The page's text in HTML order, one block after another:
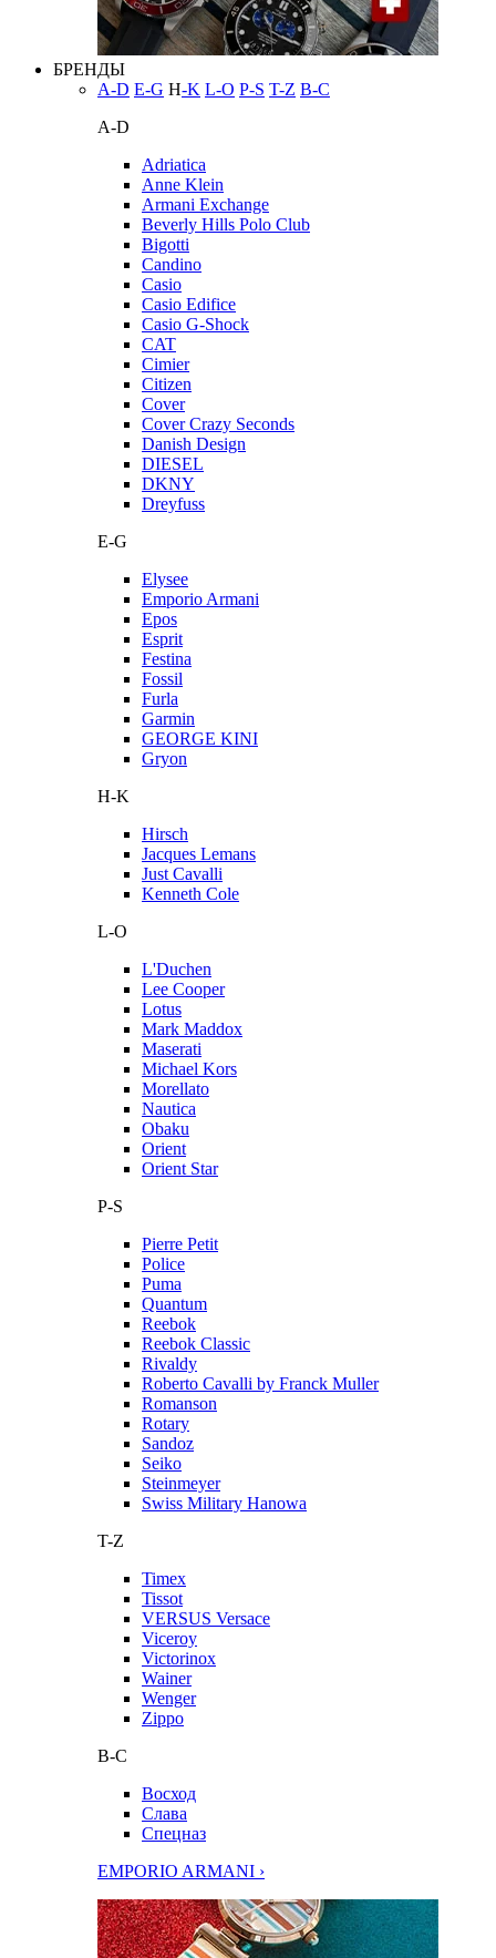
БРЕНДЫ
A-D E-G H-K L-O P-S T-Z В-С
A-D
Adriatica
Anne Klein
Armani Exchange
Beverly Hills Polo Club
Bigotti
Candino
Casio
Casio Edifice
Casio G-Shock
CAT
Cimier
Citizen
Cover
Cover Crazy Seconds
Danish Design
DIESEL
DKNY
Dreyfuss
E-G
Elysee
Emporio Armani
Epos
Esprit
Festina
Fossil
Furla
Garmin
GEORGE KINI
Gryon
H-K
Hirsch
Jacques Lemans
Just Cavalli
Kenneth Cole
L-O
L'Duchen
Lee Cooper
Lotus
Mark Maddox
Maserati
Michael Kors
Morellato
Nautica
Obaku
Orient
Orient Star
P-S
Pierre Petit
Police
Puma
Quantum
Reebok
Reebok Classic
Rivaldy
Roberto Cavalli by Franck Muller
Romanson
Rotary
Sandoz
Seiko
Steinmeyer
Swiss Military Hanowa
T-Z
Timex
Tissot
VERSUS Versace
Viceroy
Victorinox
Wainer
Wenger
Zippo
В-С
Восход
Слава
Спецназ
EMPORIO ARMANI ›